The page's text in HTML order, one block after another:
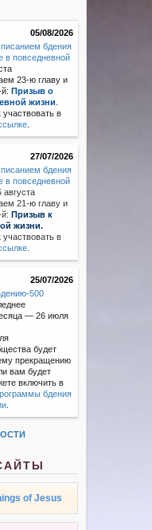
05/08/2026
бдения
в повседневной
23-ю главу и
Призыв о
жизни
в
27/07/2026
бдения
в повседневной
21-ю главу и
Призыв к
жизни.
в
25/07/2026
500
— 26 июля
будет
прекращению
вам будет
включить в
бдения
of Jesus